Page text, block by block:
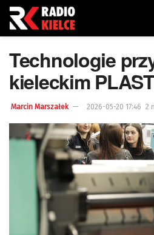
Technologie
kieleckim
Marcin Marszałek 2026-05-20 17:46 2